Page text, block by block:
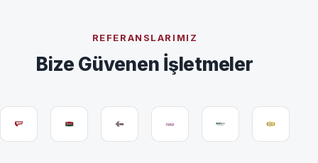
REFERANSLARIMIZ
Bize Güvenen İşletmeler